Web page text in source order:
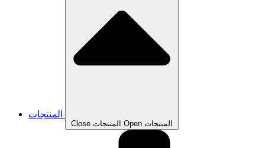
Close المنتجات Open المنتجات